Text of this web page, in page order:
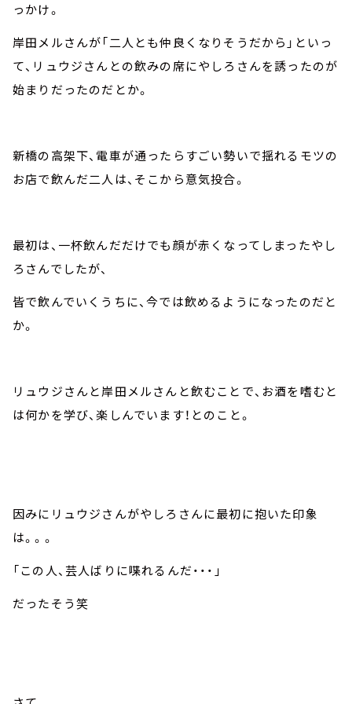
っかけ。
岸田メルさんが「二人とも仲良くなりそうだから」といっ
て、リュウジさんとの飲みの席にやしろさんを誘ったのが
始まりだったのだとか。
新橋の高架下、電車が通ったらすごい勢いで揺れるモツの
お店で飲んだ二人は、そこから意気投合。
最初は、一杯飲んだだけでも顔が赤くなってしまったやし
ろさんでしたが、
皆で飲んでいくうちに、今では飲めるようになったのだと
か。
リュウジさんと岸田メルさんと飲むことで、お酒を嗜むと
は何かを学び、楽しんでいます！とのこと。
因みにリュウジさんがやしろさんに最初に抱いた印象
は。。。
「この人、芸人ばりに喋れるんだ・・・」
だったそう笑